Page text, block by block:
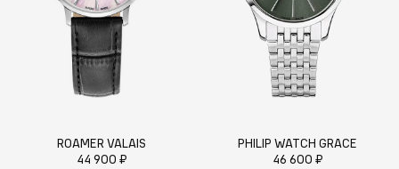
ROAMER VALAIS
44 900 ₽
PHILIP WATCH GRACE
46 600 ₽